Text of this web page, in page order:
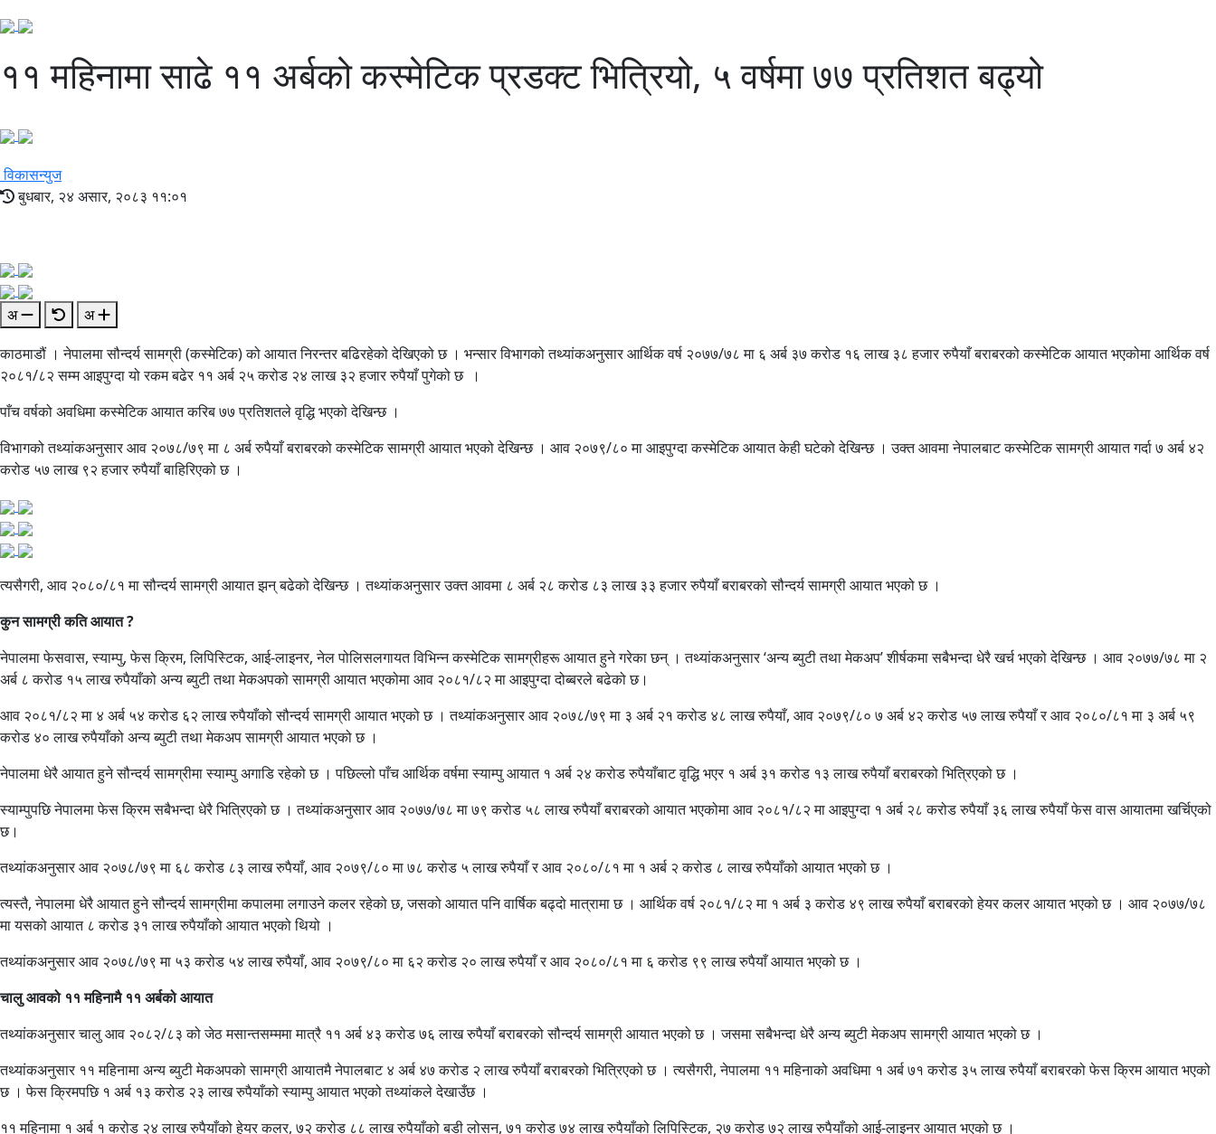
११ महिनामा साढे ११ अर्बको कस्मेटिक प्रडक्ट भित्रियो, ५ वर्षमा ७७ प्रतिशत बढ्यो
विकासन्युज
बुधबार, २४ असार, २०८३ ११:०१
अ
अ
काठमाडौं । नेपालमा सौन्दर्य सामग्री (कस्मेटिक) को आयात निरन्तर बढिरहेको देखिएको छ । भन्सार विभागको तथ्यांकअनुसार आर्थिक वर्ष २०७७/७८ मा ६ अर्ब ३७ करोड १६ लाख ३८ हजार रुपैयाँ बराबरको कस्मेटिक आयात भएकोमा आर्थिक वर्ष
२०८१/८२ सम्म आइपुग्दा यो रकम बढेर ११ अर्ब २५ करोड २४ लाख ३२ हजार रुपैयाँ पुगेको छ ।
पाँच वर्षको अवधिमा कस्मेटिक आयात करिब ७७ प्रतिशतले वृद्धि भएको देखिन्छ ।
विभागको तथ्यांकअनुसार आव २०७८/७९ मा ८ अर्ब रुपैयाँ बराबरको कस्मेटिक सामग्री आयात भएको देखिन्छ । आव २०७९/८० मा आइपुग्दा कस्मेटिक आयात केही घटेको देखिन्छ । उक्त आवमा नेपालबाट कस्मेटिक सामग्री आयात गर्दा ७ अर्ब ४२
करोड ५७ लाख ९२ हजार रुपैयाँ बाहिरिएको छ ।
त्यसैगरी, आव २०८०/८१ मा सौन्दर्य सामग्री आयात झन् बढेको देखिन्छ । तथ्यांकअनुसार उक्त आवमा ८ अर्ब २८ करोड ८३ लाख ३३ हजार रुपैयाँ बराबरको सौन्दर्य सामग्री आयात भएको छ ।
कुन सामग्री कति आयात ?
नेपालमा फेसवास, स्याम्पु, फेस क्रिम, लिपिस्टिक, आई-लाइनर, नेल पोलिसलगायत विभिन्न कस्मेटिक सामग्रीहरू आयात हुने गरेका छन् । तथ्यांकअनुसार ‘अन्य ब्युटी तथा मेकअप’ शीर्षकमा सबैभन्दा धेरै खर्च भएको देखिन्छ । आव २०७७/७८ मा २
अर्ब ८ करोड १५ लाख रुपैयाँको अन्य ब्युटी तथा मेकअपको सामग्री आयात भएकोमा आव २०८१/८२ मा आइपुग्दा दोब्बरले बढेको छ।
आव २०८१/८२ मा ४ अर्ब ५४ करोड ६२ लाख रुपैयाँको सौन्दर्य सामग्री आयात भएको छ । तथ्यांकअनुसार आव २०७८/७९ मा ३ अर्ब २१ करोड ४८ लाख रुपैयाँ, आव २०७९/८० ७ अर्ब ४२ करोड ५७ लाख रुपैयाँ र आव २०८०/८१ मा ३ अर्ब ५९
करोड ४० लाख रुपैयाँको अन्य ब्युटी तथा मेकअप सामग्री आयात भएको छ ।
नेपालमा धेरै आयात हुने सौन्दर्य सामग्रीमा स्याम्पु अगाडि रहेको छ । पछिल्लो पाँच आर्थिक वर्षमा स्याम्पु आयात १ अर्ब २४ करोड रुपैयाँबाट वृद्धि भएर १ अर्ब ३१ करोड १३ लाख रुपैयाँ बराबरको भित्रिएको छ ।
स्याम्पुपछि नेपालमा फेस क्रिम सबैभन्दा धेरै भित्रिएको छ । तथ्यांकअनुसार आव २०७७/७८ मा ७९ करोड ५८ लाख रुपैयाँ बराबरको आयात भएकोमा आव २०८१/८२ मा आइपुग्दा १ अर्ब २८ करोड रुपैयाँ ३६ लाख रुपैयाँ फेस वास आयातमा खर्चिएको
छ।
तथ्यांकअनुसार आव २०७८/७९ मा ६८ करोड ८३ लाख रुपैयाँ, आव २०७९/८० मा ७८ करोड ५ लाख रुपैयाँ र आव २०८०/८१ मा १ अर्ब २ करोड ८ लाख रुपैयाँको आयात भएको छ ।
त्यस्तै, नेपालमा धेरै आयात हुने सौन्दर्य सामग्रीमा कपालमा लगाउने कलर रहेको छ, जसको आयात पनि वार्षिक बढ्दो मात्रामा छ । आर्थिक वर्ष २०८१/८२ मा १ अर्ब ३ करोड ४९ लाख रुपैयाँ बराबरको हेयर कलर आयात भएको छ । आव २०७७/७८
मा यसको आयात ८ करोड ३१ लाख रुपैयाँको आयात भएको थियो ।
तथ्यांकअनुसार आव २०७८/७९ मा ५३ करोड ५४ लाख रुपैयाँ, आव २०७९/८० मा ६२ करोड २० लाख रुपैयाँ र आव २०८०/८१ मा ६ करोड ९९ लाख रुपैयाँ आयात भएको छ ।
चालु आवको ११ महिनामै ११ अर्बको आयात
तथ्यांकअनुसार चालु आव २०८२/८३ को जेठ मसान्तसम्ममा मात्रै ११ अर्ब ४३ करोड ७६ लाख रुपैयाँ बराबरको सौन्दर्य सामग्री आयात भएको छ । जसमा सबैभन्दा धेरै अन्य ब्युटी मेकअप सामग्री आयात भएको छ ।
तथ्यांकअनुसार ११ महिनामा अन्य ब्युटी मेकअपको सामग्री आयातमै नेपालबाट ४ अर्ब ४७ करोड २ लाख रुपैयाँ बराबरको भित्रिएको छ । त्यसैगरी, नेपालमा ११ महिनाको अवधिमा १ अर्ब ७१ करोड ३५ लाख रुपैयाँ बराबरको फेस क्रिम आयात भएको
छ । फेस क्रिमपछि १ अर्ब १३ करोड २३ लाख रुपैयाँको स्याम्पु आयात भएको तथ्यांकले देखाउँछ ।
११ महिनामा १ अर्ब १ करोड २४ लाख रुपैयाँको हेयर कलर, ७२ करोड ८८ लाख रुपैयाँको बडी लोसन, ७१ करोड ७४ लाख रुपैयाँको लिपिस्टिक, २७ करोड ७२ लाख रुपैयाँको आई-लाइनर आयात भएको छ ।